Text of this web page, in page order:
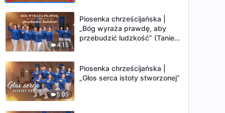
4:15
Piosenka chrześcijańska |
„Bóg wyraża prawdę, aby
przebudzić ludzkość” (Taniec
5:05
Piosenka chrześcijańska |
„Głos serca istoty stworzonej”